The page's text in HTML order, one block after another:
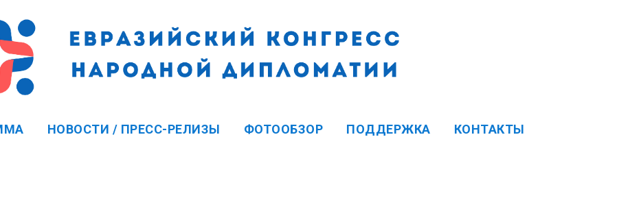
НОВОСТИ / ПРЕСС-РЕЛИЗЫ ФОТООБЗОР ПОДДЕРЖКА КОНТАКТЫ